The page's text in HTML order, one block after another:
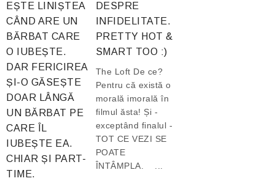
EȘTE LINIȘTEA
CÂND ARE UN
BĂRBAT CARE
O IUBEȘTE.
DAR FERICIREA
ȘI-O GĂSEȘTE
DOAR LÂNGĂ
UN BĂRBAT PE
CARE ÎL
IUBEȘTE EA.
CHIAR ȘI PART-
TIME.
DESPRE
INFIDELITATE.
PRETTY HOT &
SMART TOO :)
The Loft De ce?
Pentru că există o
morală imorală în
filmul ăsta! Și -
exceptând finalul -
TOT CE VEZI SE
POATE
ÎNTÂMPLA. ...